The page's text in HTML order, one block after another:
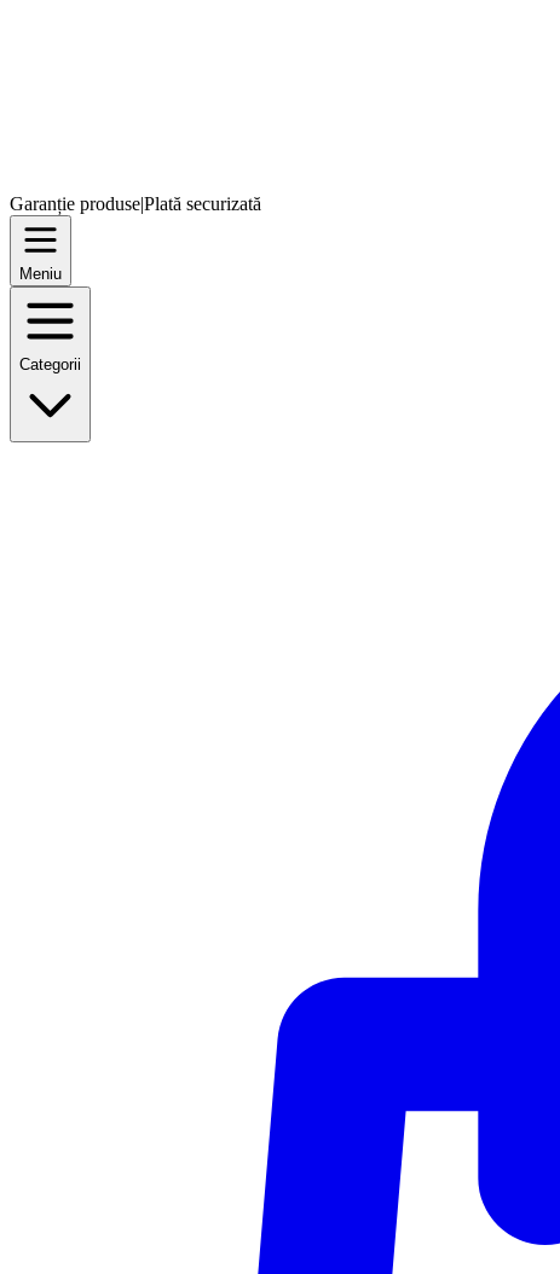
Garanție produse|Plată securizată
Meniu
Categorii